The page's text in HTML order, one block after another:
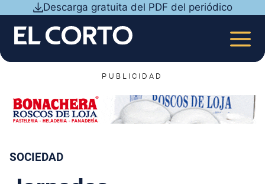
contenido
Descarga gratuita del PDF del periódico
PUBLICIDAD
SOCIEDAD